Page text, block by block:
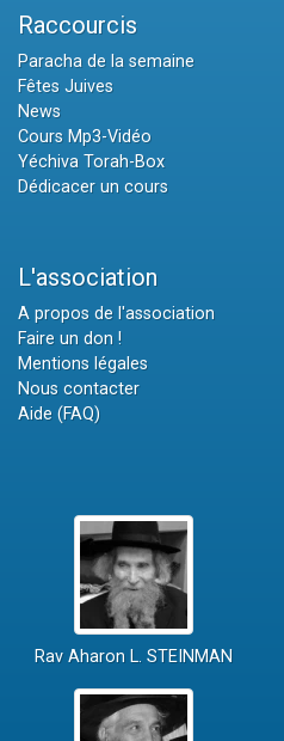
Raccourcis
Paracha de la semaine
Fêtes Juives
News
Cours Mp3-Vidéo
Yéchiva Torah-Box
Dédicacer un cours
L'association
A propos de l'association
Faire un don !
Mentions légales
Nous contacter
Aide (FAQ)
Rav Aharon L. STEINMAN